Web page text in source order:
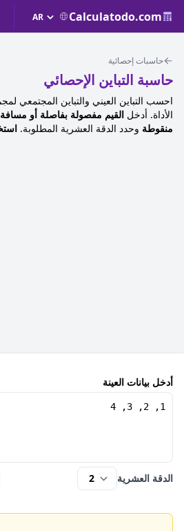
Calculatodo.com
حاسبات إحصائية
حاسبة التباين الإحصائي
احسب التباين العيني والتباين المجتمعي
الأداة. أدخل القيم مفصولة بفاصلة أو
منقوطة وحدد الدقة العشرية المطلوبة.
أدخل بيانات العينة
الدقة العشرية